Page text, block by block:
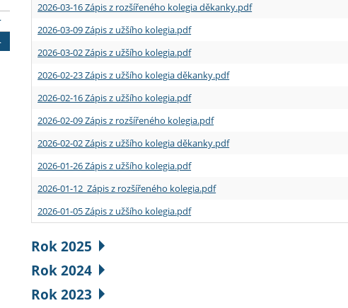
2026-03-16 Zápis z rozšířeného kolegia děkanky.pdf
2026-03-09 Zápis z užšího kolegia.pdf
2026-03-02 Zápis z užšího kolegia.pdf
2026-02-23 Zápis z užšího kolegia děkanky.pdf
2026-02-16 Zápis z užšího kolegia.pdf
2026-02-09 Zápis z rozšířeného kolegia.pdf
2026-02-02 Zápis z užšího kolegia děkanky.pdf
2026-01-26 Zápis z užšího kolegia.pdf
2026-01-12 Zápis z rozšířeného kolegia.pdf
2026-01-05 Zápis z užšího kolegia.pdf
Rok 2025
Rok 2024
Rok 2023